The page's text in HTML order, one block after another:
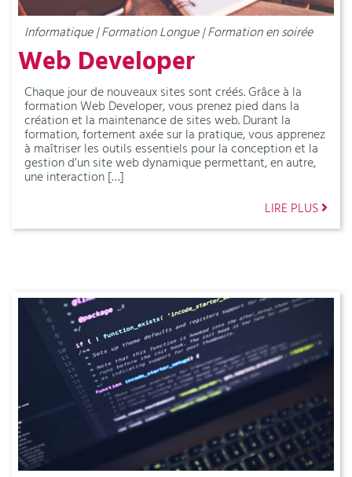
Informatique | Formation Longue | Formation en soirée
Web Developer
Chaque jour de nouveaux sites sont créés. Grâce à la
formation Web Developer, vous prenez pied dans la
création et la maintenance de sites web. Durant la
formation, fortement axée sur la pratique, vous apprenez
à maîtriser les outils essentiels pour la conception et la
gestion d’un site web dynamique permettant, en autre,
une interaction […]
LIRE PLUS